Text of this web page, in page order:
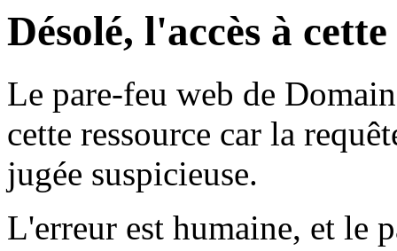
Désolé, l'accès à
Le pare-feu web de
cette ressource car la
jugée suspicieuse.
L'erreur est humaine, et le